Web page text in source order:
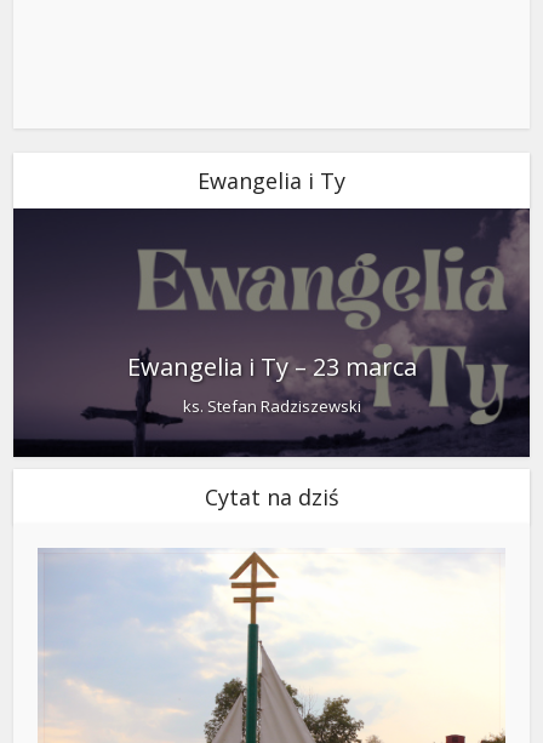
Ewangelia i Ty
Ewangelia i Ty – 23 marca
ks. Stefan Radziszewski
Cytat na dziś